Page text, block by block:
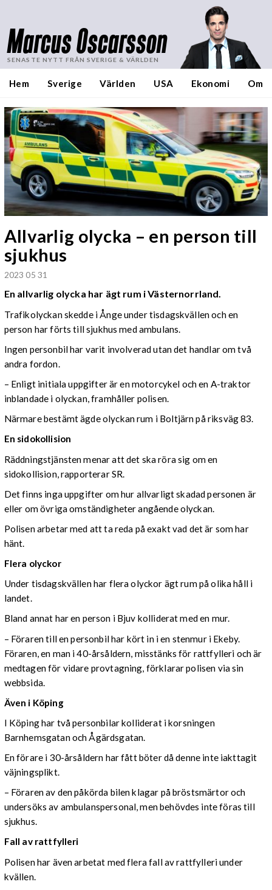
Marcus Oscarsson
SENASTE NYTT FRÅN SVERIGE & VÄRLDEN
Hem Sverige Världen USA Ekonomi Om
Allvarlig olycka – en person till
sjukhus
2023 05 31
En allvarlig olycka har ägt rum i Västernorrland.
Trafikolyckan skedde i Ånge under tisdagskvällen och en
person har förts till sjukhus med ambulans.
Ingen personbil har varit involverad utan det handlar om två
andra fordon.
– Enligt initiala uppgifter är en motorcykel och en A-traktor
inblandade i olyckan, framhåller polisen.
Närmare bestämt ägde olyckan rum i Boltjärn på riksväg 83.
En sidokollision
Räddningstjänsten menar att det ska röra sig om en
sidokollision, rapporterar SR.
Det finns inga uppgifter om hur allvarligt skadad personen är
eller om övriga omständigheter angående olyckan.
Polisen arbetar med att ta reda på exakt vad det är som har
hänt.
Flera olyckor
Under tisdagskvällen har flera olyckor ägt rum på olika håll i
landet.
Bland annat har en person i Bjuv kolliderat med en mur.
– Föraren till en personbil har kört in i en stenmur i Ekeby.
Föraren, en man i 40-årsåldern, misstänks för rattfylleri och är
medtagen för vidare provtagning, förklarar polisen via sin
webbsida.
Även i Köping
I Köping har två personbilar kolliderat i korsningen
Barnhemsgatan och Ågärdsgatan.
En förare i 30-årsåldern har fått böter då denne inte iakttagit
väjningsplikt.
– Föraren av den påkörda bilen klagar på bröstsmärtor och
undersöks av ambulanspersonal, men behövdes inte föras till
sjukhus.
Fall av rattfylleri
Polisen har även arbetat med flera fall av rattfylleri under
kvällen.